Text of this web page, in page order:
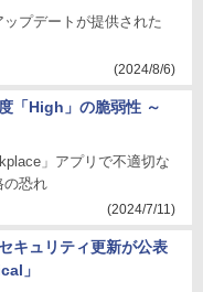
プデートが提供された
(2024/8/6)
「High」の脆弱性 ～
」アプリで不適切な
の恐れ
(2024/7/11)
キュリティ更新が公表
」